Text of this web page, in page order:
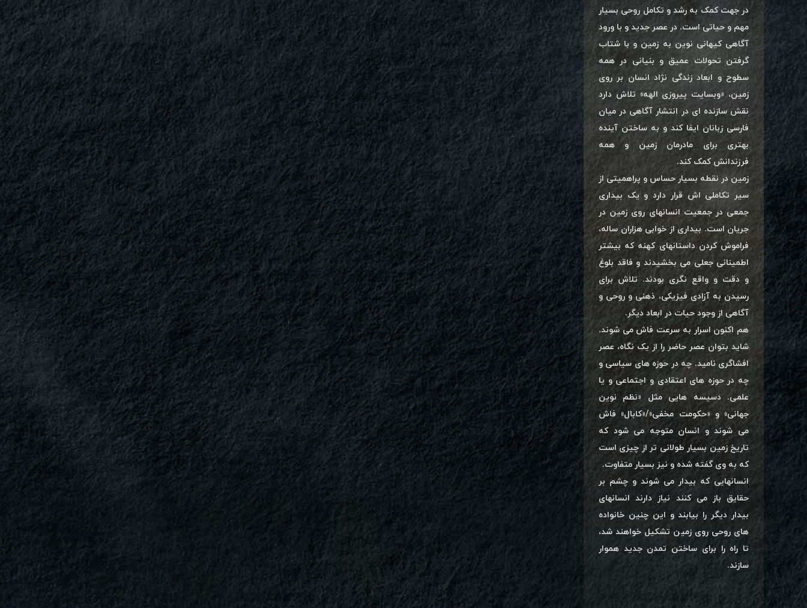
در جهت کمک به رشد و تکامل روحی بسیار
مهم و حیاتی است. در عصر جدید و با ورود
آگاهی کیهانی نوین به زمین و با شتاب
گرفتن تحولات عمیق و بنیانی در همه
سطوح و ابعاد زندگی نژاد انسان بر روی
زمین، «وبسایت پیروزی الهه» تلاش دارد
نقش سازنده ای در انتشار آگاهی در میان
فارسی زبانان ایفا کند و به ساختن آینده
بهتری برای مادرمان زمین و همه
فرزندانش کمک کند.
زمین در نقطه بسیار حساس و پراهمیتی از
سیر تکاملی اش قرار دارد و یک بیداری
جمعی در جمعیت انسانهای روی زمین در
جریان است. بیداری از خوابی هزاران ساله،
فراموش کردن داستانهای کهنه که بیشتر
اطمینانی جعلی می بخشیدند و فاقد بلوغ
و دقت و واقع نگری بودند. تلاش برای
رسیدن به آزادی فیزیکی، ذهنی و روحی و
آگاهی از وجود حیات در ابعاد دیگر.
هم اکنون اسرار به سرعت فاش می شوند.
شاید بتوان عصر حاضر را از یک نگاه، عصر
افشاگری نامید. چه در حوزه های سیاسی و
چه در حوزه های اعتقادی و اجتماعی و یا
علمی. دسیسه هایی مثل «نظم نوین
جهانی» و «حکومت مخفی»/«کابال» فاش
می شوند و انسان متوجه می شود که
تاریخ زمین بسیار طولانی تر از چیزی است
که به وی گفته شده و نیز بسیار متفاوت.
انسانهایی که بیدار می شوند و چشم بر
حقایق باز می کنند نیاز دارند انسانهای
بیدار دیگر را بیابند و این چنین خانواده
های روحی روی زمین تشکیل خواهند شد،
تا راه را برای ساختن تمدن جدید هموار
سازند.